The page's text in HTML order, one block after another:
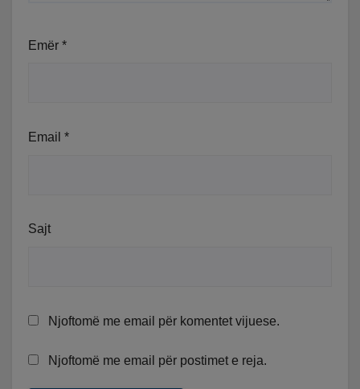
Emër *
Email *
Sajt
Njoftomë me email për komentet vijuese.
Njoftomë me email për postimet e reja.